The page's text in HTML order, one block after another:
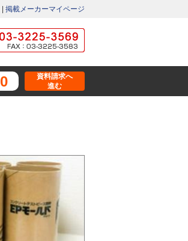
掲載メーカーマイページ
0
資料請求へ
進む